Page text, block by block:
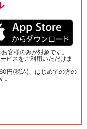
客様のみが対象です。
ビスをご利用いただけま
円(税込)、はじめての方の
。